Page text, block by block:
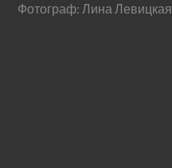
Фотограф: Лина Левицкая